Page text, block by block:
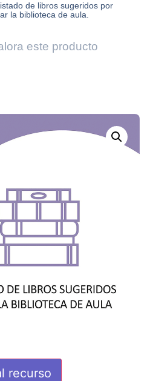
de libros sugeridos por
la biblioteca de aula.
este producto
recurso